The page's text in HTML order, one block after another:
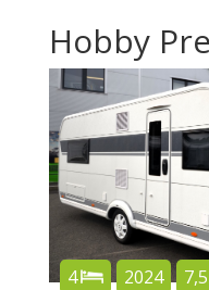
Hobby
4 2024